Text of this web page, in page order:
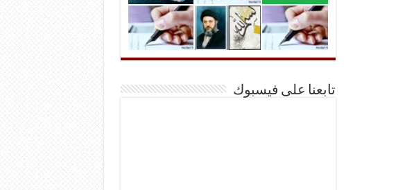
تابعنا على فيسبوك